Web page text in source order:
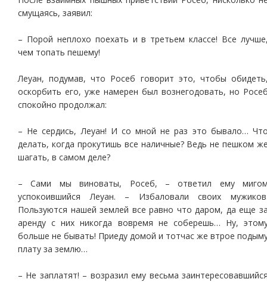
смущаясь, заявил:
– Порой неплохо поехать и в третьем классе! Все
чем топать пешему!
Леуан, подумав, что Росеб говорит это, чтобы
оскорбить его, уже намерен был вознегодовать, но
спокойно продолжал:
– Не сердись, Леуан! И со мной не раз это бывало…
делать, когда прокутишь все наличные? Ведь не пешком
шагать, в самом деле?
– Сами мы виноваты, Росеб, – ответил ему
успокоившийся Леуан. – Избаловали своих
Пользуются нашей землей все равно что даром, да еще
аренду с них никогда вовремя не соберешь… Ну,
больше не бывать! Приеду домой и тотчас же втрое
плату за землю…
– Не заплатят! – возразил ему весьма